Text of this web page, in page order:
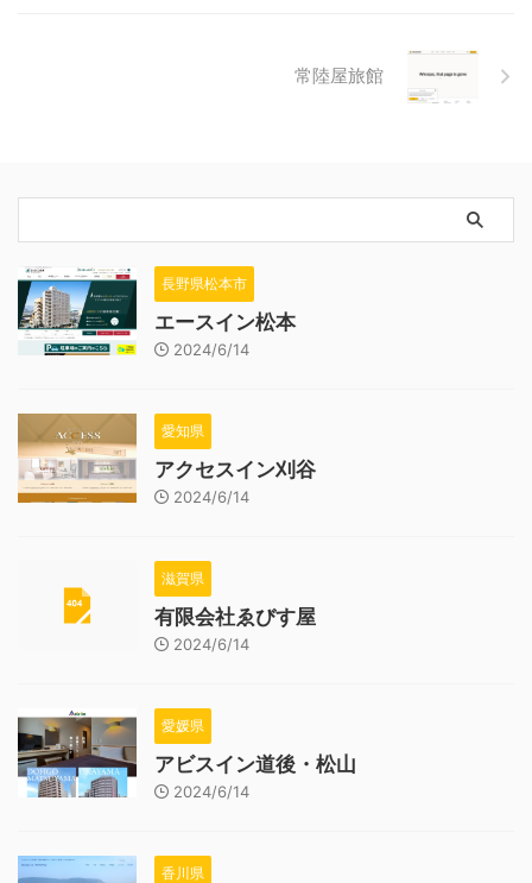
常陸屋旅館
長野県松本市
エースイン松本
2024/6/14
愛知県
アクセスイン刈谷
2024/6/14
滋賀県
有限会社ゑびす屋
2024/6/14
愛媛県
アビスイン道後・松山
2024/6/14
香川県